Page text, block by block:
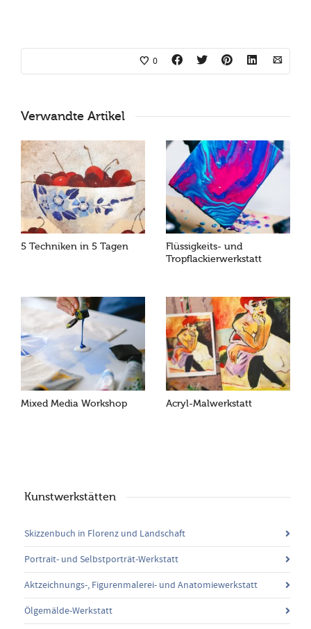
0
Verwandte Artikel
5 Techniken in 5 Tagen
Flüssigkeits- und
Tropflackierwerkstatt
Mixed Media Workshop Acryl-Malwerkstatt
Kunstwerkstätten
Skizzenbuch in Florenz und Landschaft
Portrait- und Selbstporträt-Werkstatt
Aktzeichnungs-, Figurenmalerei- und Anatomiewerkstatt
Ölgemälde-Werkstatt